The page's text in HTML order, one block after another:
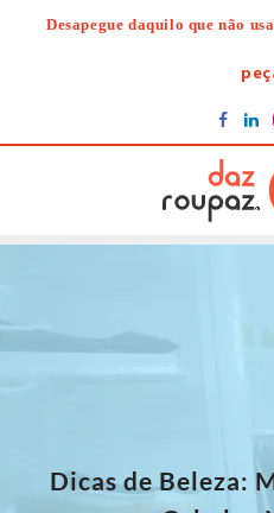
Desapegue daquilo que não
Dicas de Beleza: